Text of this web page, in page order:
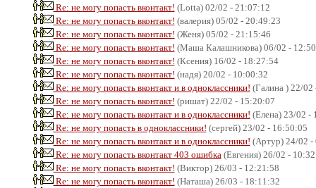
Re: не могу попасть вконтакт! (Lotta) 02/02 - 21:07:12
Re: не могу попасть вконтакт! (валерия) 05/02 - 20:49:23
Re: не могу попасть вконтакт! (Женя) 05/02 - 21:15:46
Re: не могу попасть вконтакт! (Маша Калашникова) 06/02 -
Re: не могу попасть вконтакт! (Ксения) 16/02 - 18:27:54
Re: не могу попасть вконтакт! (надя) 20/02 - 10:00:32
Re: не могу попасть вконтакт и в одноклассники! (Галина ) 22/
Re: не могу попасть вконтакт! (ришат) 22/02 - 15:20:07
Re: не могу попасть вконтакт и в одноклассники! (Елена) 23/02 -
Re: не могу попасть в одноклассники! (сергей) 23/02 - 16:50:05
Re: не могу попасть вконтакт и в одноклассники! (Артур) 24/02 -
Re: не могу попасть вконтакт 403 ошибка (Евгения) 26/02 -
Re: не могу попасть вконтакт! (Виктор) 26/03 - 12:21:58
Re: не могу попасть вконтакт! (Наташа) 26/03 - 18:11:32